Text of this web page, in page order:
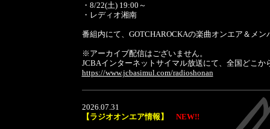
・8/22(土) 19:00～
・レディオ湘南
番組内にて、GOTCHAROCKAの楽曲オンエア＆メ
※アーカイブ配信はございません。
JCBAインターネットサイマル放送にて、全国どこ
https://www.jcbasimul.com/radioshonan
2026.07.31
【ラジオオンエア情報】
NEW!!